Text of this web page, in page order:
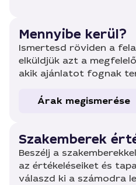
Mennyibe kerül?
Ismertesd röviden a
elküldjük azt a
akik ajánlatot fognak
Árak megismerése
Szakemberek
Beszélj a
az értékeléseiket és
válaszd ki a számodra